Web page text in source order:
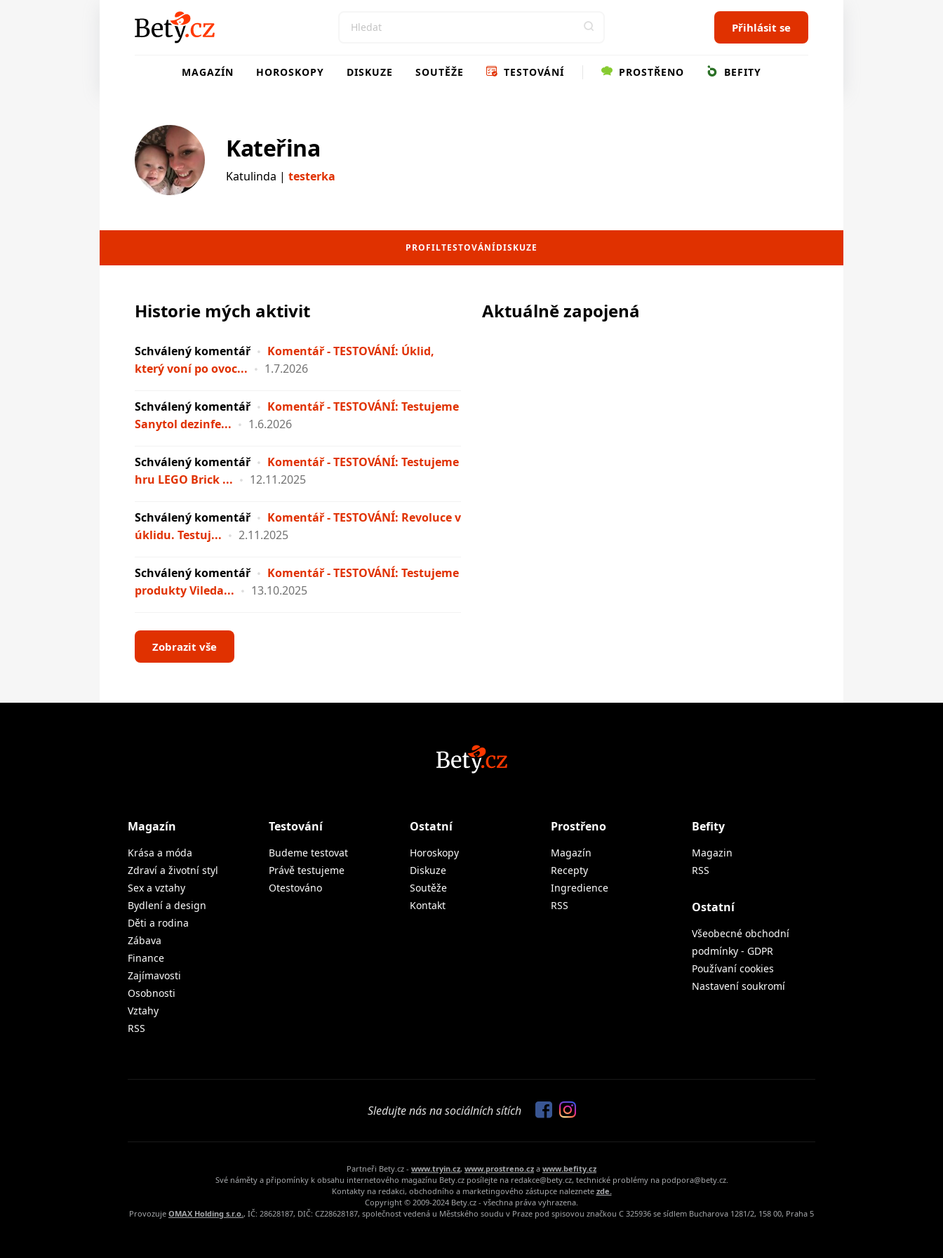
Přihlásit se
MAGAZÍN HOROSKOPY DISKUZE SOUTĚŽE TESTOVÁNÍ PROSTŘENO BEFITY
Kateřina
Katulinda | testerka
PROFILTESTOVÁNÍDISKUZE
Historie mých aktivit
Schválený komentář
Komentář - TESTOVÁNÍ: Úklid,
který voní po ovoc...
1.7.2026
Schválený komentář
Komentář - TESTOVÁNÍ: Testujeme
Sanytol dezinfe...
1.6.2026
Schválený komentář
Komentář - TESTOVÁNÍ: Testujeme
hru LEGO Brick ...
12.11.2025
Schválený komentář
Komentář - TESTOVÁNÍ: Revoluce v
úklidu. Testuj...
2.11.2025
Schválený komentář
Komentář - TESTOVÁNÍ: Testujeme
produkty Vileda...
13.10.2025
Zobrazit vše
Aktuálně zapojená
Magazín
Krása a móda
Zdraví a životní styl
Sex a vztahy
Bydlení a design
Děti a rodina
Zábava
Finance
Zajímavosti
Osobnosti
Vztahy
RSS
Testování
Budeme testovat
Právě testujeme
Otestováno
Ostatní
Horoskopy
Diskuze
Soutěže
Kontakt
Prostřeno
Magazín
Recepty
Ingredience
RSS
Befity
Magazin
RSS
Ostatní
Všeobecné obchodní
podmínky - GDPR
Používaní cookies
Nastavení soukromí
Sledujte nás na sociálních sítích
Partneři Bety.cz - www.tryin.cz, www.prostreno.cz a www.befity.cz
Své náměty a připomínky k obsahu internetového magazínu Bety.cz posílejte na redakce@bety.cz, technické problémy na podpora@bety.cz.
Kontakty na redakci, obchodního a marketingového zástupce naleznete zde.
Copyright © 2009-2024 Bety.cz - všechna práva vyhrazena.
Provozuje OMAX Holding s.r.o., IČ: 28628187, DIČ: CZ28628187, společnost vedená u Městského soudu v Praze pod spisovou značkou C 325936 se sídlem Bucharova 1281/2, 158 00, Praha 5